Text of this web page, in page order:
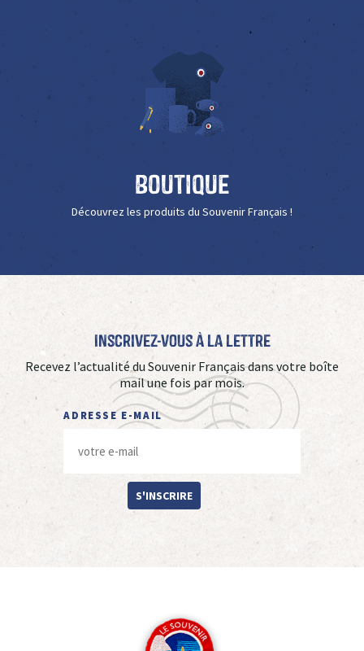
Boutique
Découvrez les produits du Souvenir Français !
Inscrivez-vous à La Lettre
Recevez l’actualité du Souvenir Français dans votre boîte
mail une fois par mois.
ADRESSE E-MAIL
S'INSCRIRE